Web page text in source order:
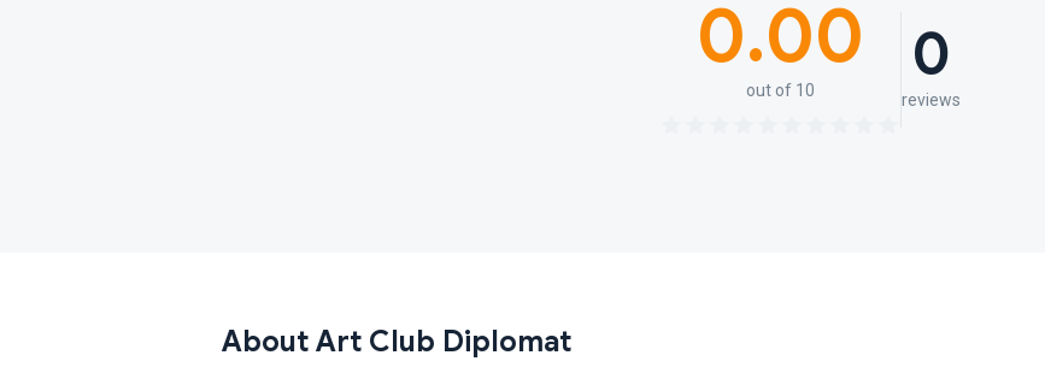
0.00
out of 10 0
reviews
About Art Club Diplomat